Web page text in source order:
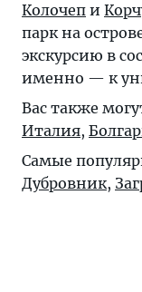
Колочеп и
парк на
экскурсию в
именно — к
Вас также
Италия,
Самые
Дубровник,